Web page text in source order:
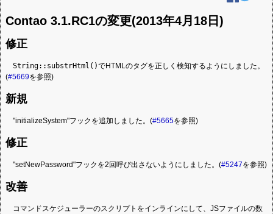
ジ
Contao 3.1.RC1の変更(2013年4月18日)
修正
String::substrHtml()でHTMLのタグを正しく検知するようにしました。
(#5669を参照)
新規
"initializeSystem"フックを追加しました。(#5665を参照)
修正
"setNewPassword"フックを2回呼び出さないようにしました。(#5247を参照)
改善
コマンドスケジューラーのスクリプトをインラインにして、JSファイルの数